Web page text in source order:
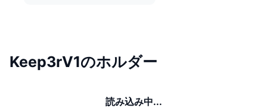
Keep3rV1のホルダー
読み込み中...